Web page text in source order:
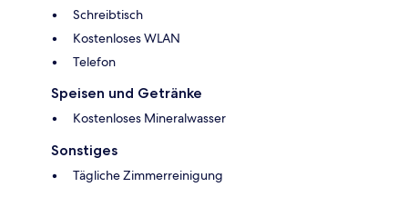
Schreibtisch
Kostenloses WLAN
Telefon
Speisen und Getränke
Kostenloses Mineralwasser
Sonstiges
Tägliche Zimmerreinigung